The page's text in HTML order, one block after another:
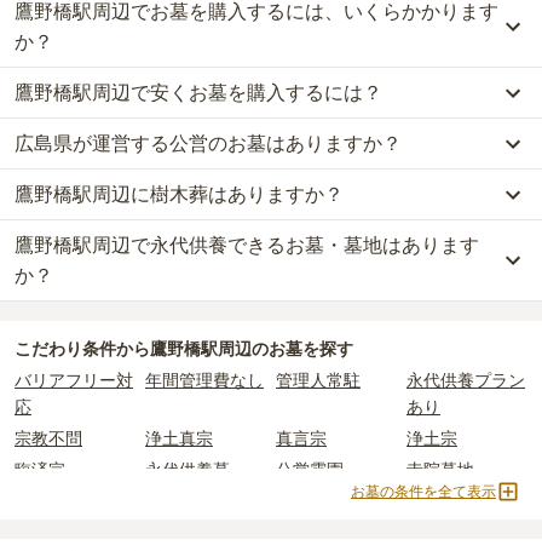
鷹野橋駅周辺でお墓を購入するには、いくらかかります
か？
鷹野橋駅周辺での購入費用の目安は、一般墓が約337万円、永代供
養墓が約38万円です。
一般墓を建てる場合は、「永代使用料（土地代）」と「墓石代」の
2つが主な費用となります。
鷹野橋駅周辺の一般墓の永代使用料の平均は
で、墓石代は
さ・素材によって変わります。
樹木葬・納骨堂・永代供養墓は、基本的に墓石代がかからず、永代
なお、お墓によっては以下の費用が別途かかる場合があります。
・開眼法要の費用：お墓を新しく建てた際に行う儀式のための費
用。僧侶に渡すお布施がかかります。
・納骨式の費用
：お墓に遺骨を納める儀式のための費用。僧侶に渡
すお布施、会食などの費用がかかります。
：お墓の管理費。契約後、毎年発生するケースがあり
鷹野橋駅周辺で安くお墓を購入するには？
鷹野橋駅周辺で一番安価なお墓は、浄国寺 境内墓地
永代供養墓
で、15万円からお求めいただけます。
一般的に最も費用を抑えられるのは、他の方のご遺骨と一緒に埋葬
する「合祀墓（ごうしぼ）」と呼ばれるタイプです。個別のお墓に
比べて省スペースで管理の手間がかからないため、費用が安く設定
されています。
価格の目安は、1名あたり5万円〜30万円程度です。
鷹野橋駅周辺で安価なお墓を探したい場合は、
替えてお墓を探すのがおすすめです。
広島県が運営する公営のお墓はありますか？
鷹野橋駅周辺には、広島県が運営する公営の霊園が
件あります。
比治山霊園がそれにあたります。
公営霊園は民営の霊園と異なり、契約にあたって応募資格が設けら
れているケースがほとんどです。
上住んでいるなどが挙げられます。
条件を満たさない場合は、申し込み自体ができないことも多いた
め、事前の確認が重要です。
契約条件の詳細は、各霊園のページをご確認いただくか、資料請求
よりお問い合わせください。
鷹野橋駅周辺に樹木葬はありますか？
鷹野橋駅周辺には、樹木葬の掲載がありません。
自然葬をお考えの場合は、海洋散骨もご検討ください。
鷹野橋駅周辺で永代供養できるお墓・墓地はあります
か？
詳しくは、鷹野橋駅周辺の永代供養の一覧をご覧ください。
こだわり条件から鷹野橋駅周辺のお墓を探す
バリアフリー対
応
年間管理費なし 管理人常駐
永代供養プラン
あり
宗教不問
浄土真宗 真言宗
浄土宗
臨済宗
永代供養墓 公営霊園 寺院墓地
お墓の条件を全て表示